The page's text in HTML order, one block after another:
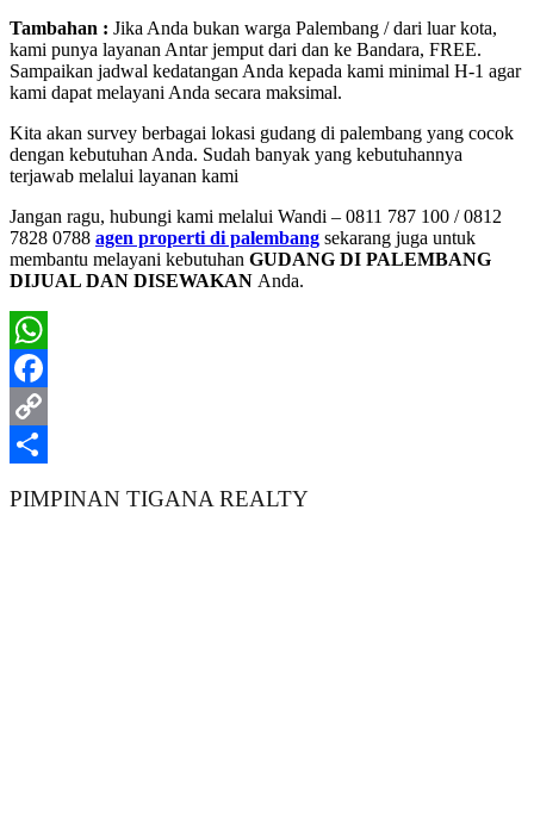
Tambahan : Jika Anda bukan warga Palembang / dari luar kota,
kami punya layanan Antar jemput dari dan ke Bandara, FREE.
Sampaikan jadwal kedatangan Anda kepada kami minimal H-1 agar
kami dapat melayani Anda secara maksimal.
Kita akan survey berbagai lokasi gudang di palembang yang cocok
dengan kebutuhan Anda. Sudah banyak yang kebutuhannya
terjawab melalui layanan kami
Jangan ragu, hubungi kami melalui Wandi – 0811 787 100 / 0812
7828 0788 agen properti di palembang sekarang juga untuk
membantu melayani kebutuhan GUDANG DI PALEMBANG
DIJUAL DAN DISEWAKAN Anda.
WhatsApp
Facebook
Copy
PIMPINAN TIGANA REALTY